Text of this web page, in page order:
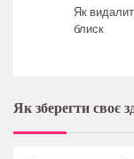
Як
блиск
Як зберегти своє